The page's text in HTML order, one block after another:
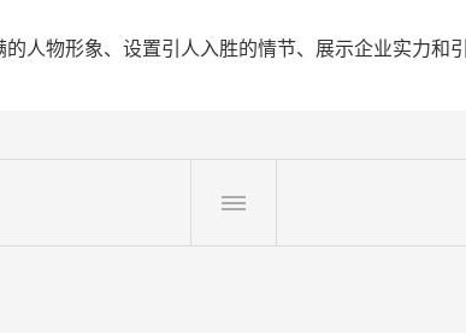
人物形象、设置引人入胜的情节、展示企业实力和